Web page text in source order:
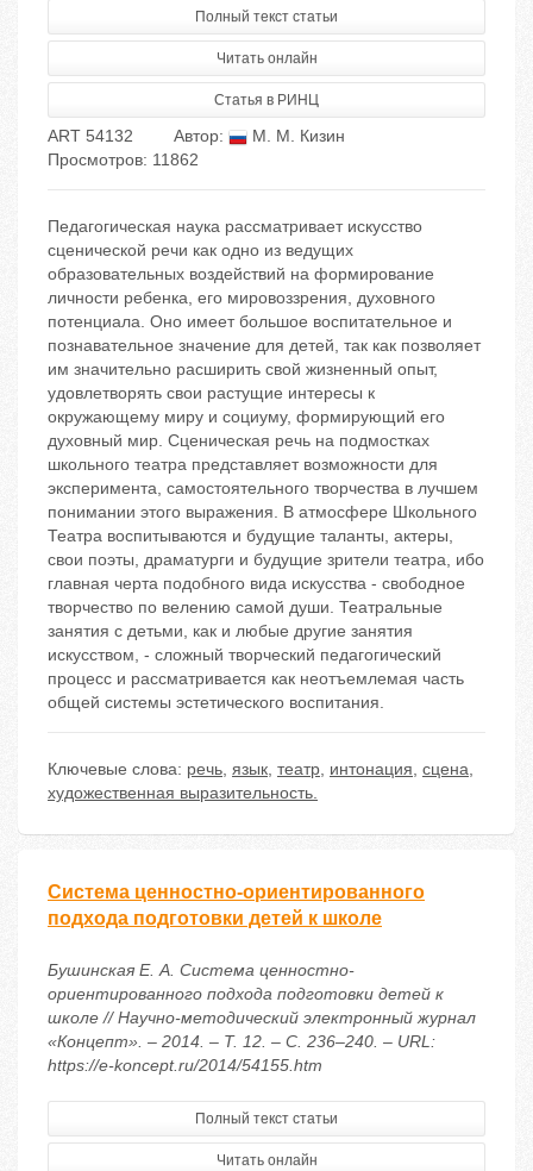
Полный текст статьи
Читать онлайн
Статья в РИНЦ
ART 54132 Автор:
М. М. Кизин
Просмотров: 11862
Педагогическая наука рассматривает искусство
сценической речи как одно из ведущих
образовательных воздействий на формирование
личности ребенка, его мировоззрения, духовного
потенциала. Оно имеет большое воспитательное и
познавательное значение для детей, так как позволяет
им значительно расширить свой жизненный опыт,
удовлетворять свои растущие интересы к
окружающему миру и социуму, формирующий его
духовный мир. Сценическая речь на подмостках
школьного театра представляет возможности для
эксперимента, самостоятельного творчества в лучшем
понимании этого выражения. В атмосфере Школьного
Театра воспитываются и будущие таланты, актеры,
свои поэты, драматурги и будущие зрители театра, ибо
главная черта подобного вида искусства - свободное
творчество по велению самой души. Театральные
занятия с детьми, как и любые другие занятия
искусством, - сложный творческий педагогический
процесс и рассматривается как неотъемлемая часть
общей системы эстетического воспитания.
Ключевые слова: речь, язык, театр, интонация, сцена,
художественная выразительность.
Система ценностно-ориентированного
подхода подготовки детей к школе
Бушинская Е. А. Система ценностно-
ориентированного подхода подготовки детей к
школе // Научно-методический электронный журнал
«Концепт». – 2014. – Т. 12. – С. 236–240. – URL:
https://e-koncept.ru/2014/54155.htm
Полный текст статьи
Читать онлайн